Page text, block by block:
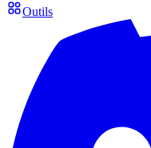
Outils